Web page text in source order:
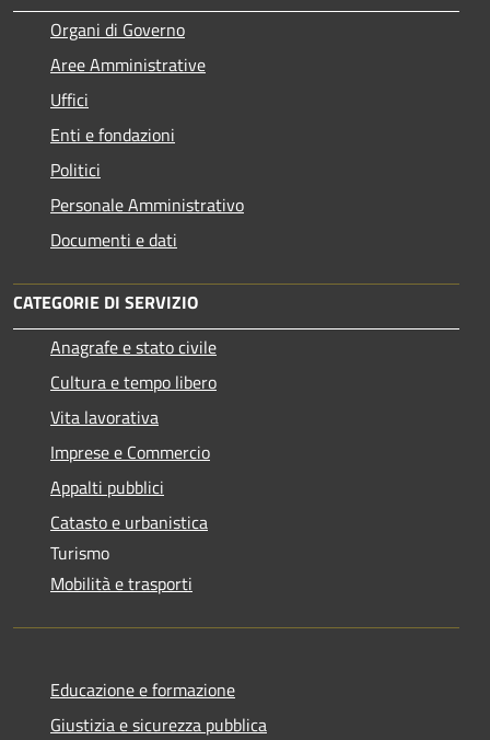
Organi di Governo
Aree Amministrative
Uffici
Enti e fondazioni
Politici
Personale Amministrativo
Documenti e dati
CATEGORIE DI SERVIZIO
Anagrafe e stato civile
Cultura e tempo libero
Vita lavorativa
Imprese e Commercio
Appalti pubblici
Catasto e urbanistica
Turismo
Mobilità e trasporti
Educazione e formazione
Giustizia e sicurezza pubblica